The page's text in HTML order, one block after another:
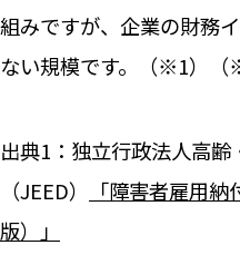
組みですが、企業の財務
ない規模です。（※1）（
出典1：独立行政法人高
（JEED）
「障害者雇用
版）」